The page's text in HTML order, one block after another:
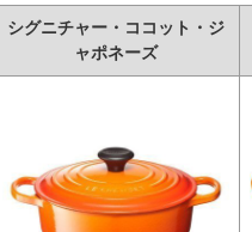
シグニチャー・ココット・ジ
ャポネーズ